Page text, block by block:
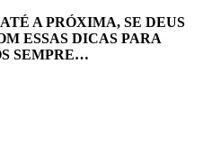
A PRÓXIMA, SE DEUS
ESSAS DICAS PARA
SEMPRE…